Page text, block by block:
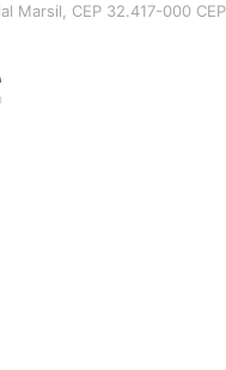
CEP 32.417-000